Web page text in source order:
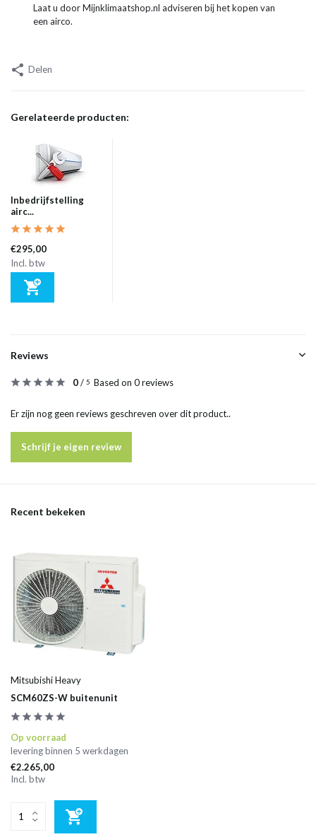
Laat u door Mijnklimaatshop.nl adviseren bij het kopen van
een airco.
Delen
Gerelateerde producten:
Inbedrijfstelling
airc...
€295,00
Incl. btw
Reviews
0/ 5 Based on 0 reviews
Er zijn nog geen reviews geschreven over dit product..
Schrijf je eigen review
Recent bekeken
Mitsubishi Heavy
SCM60ZS-W buitenunit
Op voorraad
levering binnen 5 werkdagen
€2.265,00
Incl. btw